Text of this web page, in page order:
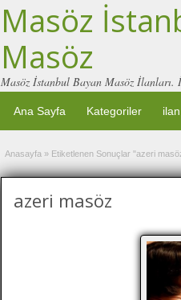
Masöz
Masöz
Masöz İstanbul Bayan Masöz
Ana Sayfa Kategoriler
Anasayfa » Etiketlenen Sonuçlar "azeri
azeri masöz